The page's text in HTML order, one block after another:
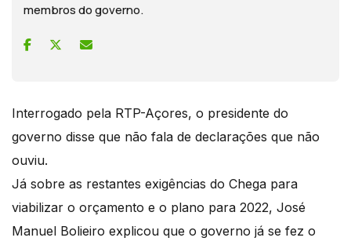
membros do governo.
Interrogado pela RTP-Açores, o presidente do
governo disse que não fala de declarações que não
ouviu.
Já sobre as restantes exigências do Chega para
viabilizar o orçamento e o plano para 2022, José
Manuel Bolieiro explicou que o governo já se fez o